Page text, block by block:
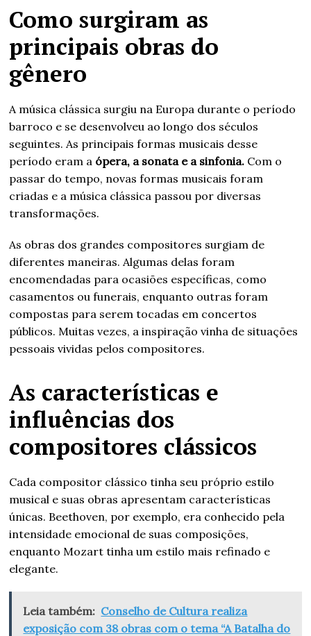
Como surgiram as
principais obras do
gênero
A música clássica surgiu na Europa durante o período
barroco e se desenvolveu ao longo dos séculos
seguintes. As principais formas musicais desse
período eram a ópera, a sonata e a sinfonia. Com o
passar do tempo, novas formas musicais foram
criadas e a música clássica passou por diversas
transformações.
As obras dos grandes compositores surgiam de
diferentes maneiras. Algumas delas foram
encomendadas para ocasiões específicas, como
casamentos ou funerais, enquanto outras foram
compostas para serem tocadas em concertos
públicos. Muitas vezes, a inspiração vinha de situações
pessoais vividas pelos compositores.
As características e
influências dos
compositores clássicos
Cada compositor clássico tinha seu próprio estilo
musical e suas obras apresentam características
únicas. Beethoven, por exemplo, era conhecido pela
intensidade emocional de suas composições,
enquanto Mozart tinha um estilo mais refinado e
elegante.
Leia também: Conselho de Cultura realiza
exposição com 38 obras com o tema “A Batalha do